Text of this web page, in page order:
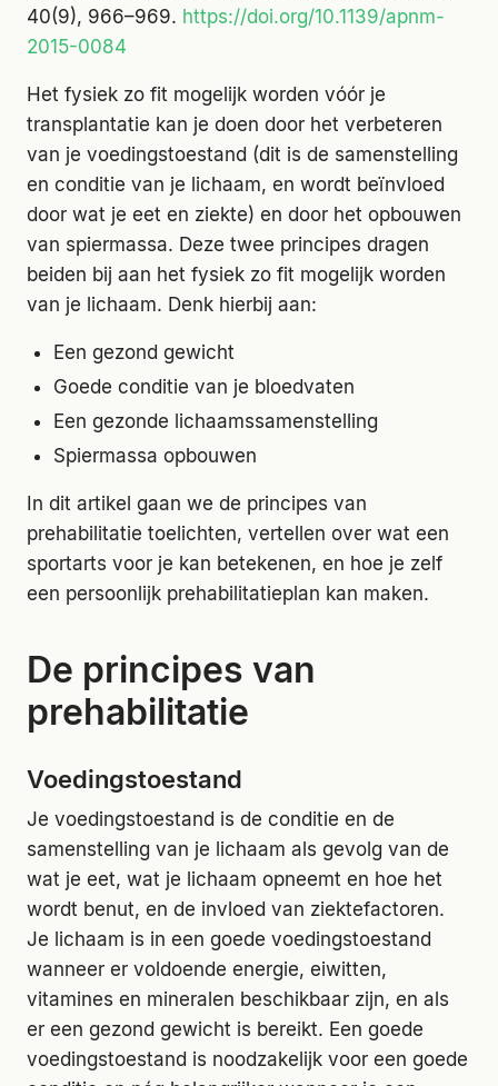
40(9), 966–969. https://doi.org/10.1139/apnm-
2015-0084
Het fysiek zo fit mogelijk worden vóór je
transplantatie kan je doen door het verbeteren
van je voedingstoestand (dit is de samenstelling
en conditie van je lichaam, en wordt beïnvloed
door wat je eet en ziekte) en door het opbouwen
van spiermassa. Deze twee principes dragen
beiden bij aan het fysiek zo fit mogelijk worden
van je lichaam. Denk hierbij aan:
Een gezond gewicht
Goede conditie van je bloedvaten
Een gezonde lichaamssamenstelling
Spiermassa opbouwen
In dit artikel gaan we de principes van
prehabilitatie toelichten, vertellen over wat een
sportarts voor je kan betekenen, en hoe je zelf
een persoonlijk prehabilitatieplan kan maken.
De principes van
prehabilitatie
Voedingstoestand
Je voedingstoestand is de conditie en de
samenstelling van je lichaam als gevolg van de
wat je eet, wat je lichaam opneemt en hoe het
wordt benut, en de invloed van ziektefactoren.
Je lichaam is in een goede voedingstoestand
wanneer er voldoende energie, eiwitten,
vitamines en mineralen beschikbaar zijn, en als
er een gezond gewicht is bereikt. Een goede
voedingstoestand is noodzakelijk voor een goede